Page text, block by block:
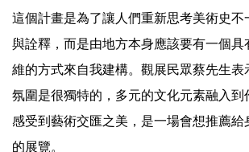
這個計畫是為了讓人們重新思考美術史不
與詮釋，而是由地方本身應該要有一個具
維的方式來自我建構。觀展民眾蔡先生表
氛圍是很獨特的，多元的文化元素融入到
感受到藝術交匯之美，是一場會想推薦給
的展覽。